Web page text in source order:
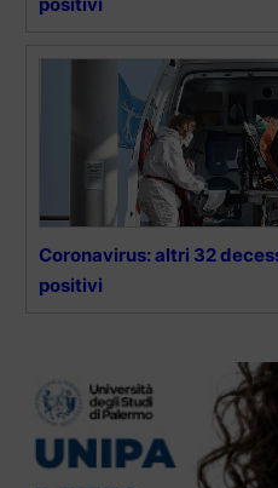
Coronavirus: altri 32
positivi